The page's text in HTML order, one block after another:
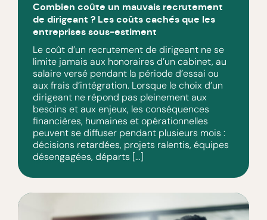
Combien coûte un mauvais recrutement
de dirigeant ? Les coûts cachés que les
entreprises sous-estiment
Le coût d’un recrutement de dirigeant ne se
limite jamais aux honoraires d’un cabinet, au
salaire versé pendant la période d’essai ou
aux frais d’intégration. Lorsque le choix d’un
dirigeant ne répond pas pleinement aux
besoins et aux enjeux, les conséquences
financières, humaines et opérationnelles
peuvent se diffuser pendant plusieurs mois :
décisions retardées, projets ralentis, équipes
désengagées, départs […]